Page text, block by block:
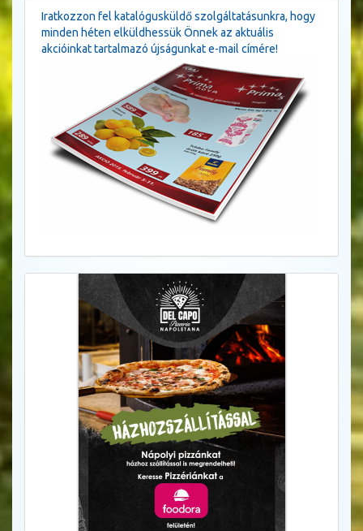
Iratkozzon fel katalógusküldő szolgáltatásunkra, hogy
minden héten elküldhessük Önnek az aktuális
akcióinkat tartalmazó újságunkat e-mail címére!